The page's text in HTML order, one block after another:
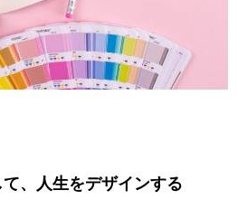
、人生をデザインする